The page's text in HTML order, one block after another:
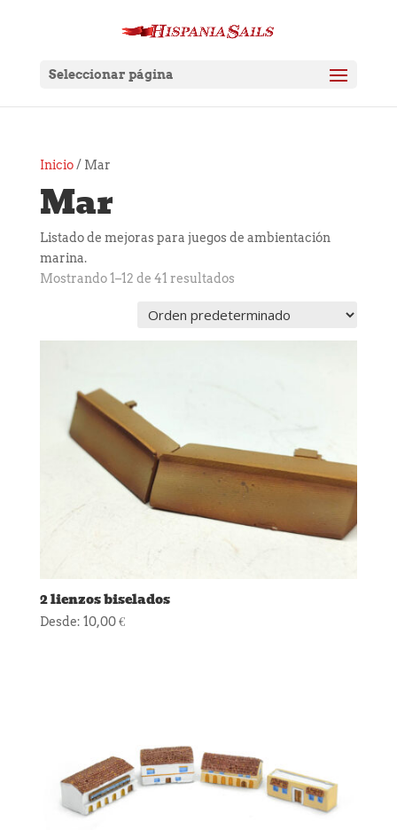
Seleccionar página
Inicio/ Mar
Mar
Listado de mejoras para juegos de ambientación
marina.
Mostrando 1–12 de 41 resultados
2 lienzos biselados
Desde: 10,00€